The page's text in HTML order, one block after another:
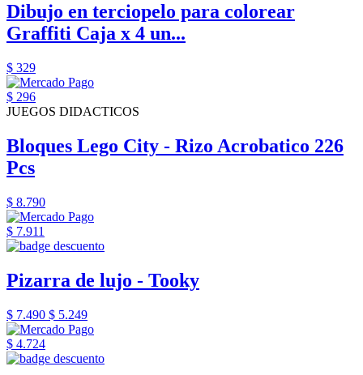
Dibujo en terciopelo para colorear
Graffiti Caja x 4 un...
$ 329
$ 296
JUEGOS DIDACTICOS
Bloques Lego City - Rizo Acrobatico 226
Pcs
$ 8.790
$ 7.911
Pizarra de lujo - Tooky
$ 7.490 $ 5.249
$ 4.724